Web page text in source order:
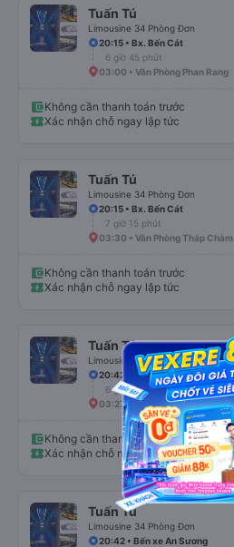
Tuấn Tú
Limousine 34 Phòng Đơn
20:15 • Bx. Bến Cát
6 giờ 45 phút
03:00 • Văn Phòng Phan Rang
Không cần thanh toán trước
Xác nhận chỗ ngay lập tức
Tuấn Tú
Limousine 34 Phòng Đơn
20:15 • Bx. Bến Cát
7 giờ 15 phút
03:30 • Văn Phòng Tháp Chàm
Không cần thanh toán trước
Xác nhận chỗ ngay lập tức
Tuấn Tú
Limousine 34 Phòng Đơn
20:42 • Bến xe An Sương
6 giờ 45 phút
03:27 • Văn Phòng Tháp Chàm
Không cần thanh toán trước
Xác nhận chỗ ngay lập tức
Tuấn Tú
Limousine 34 Phòng Đơn
20:42 • Bến xe An Sương